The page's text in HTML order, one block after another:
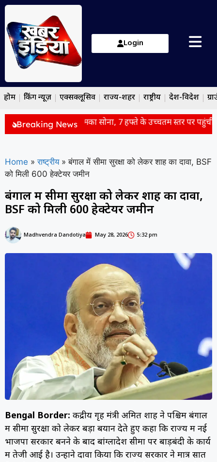
Login
होम ब्रेकिंग न्यूज़ एक्सक्लूसिव राज्य-शहर राष्ट्रीय देश-विदेश
Breaking News
निवेश की बढ़ती मांग से चमका सोना, 7 हफ्ते के उच्चतम स्तर पर पहुंची
Home » राष्ट्रीय » बंगाल में सीमा सुरक्षा को लेकर शाह का दावा, BSF
को मिली 600 हेक्टेयर जमीन
बंगाल में सीमा सुरक्षा को लेकर शाह का दावा,
BSF को मिली 600 हेक्टेयर जमीन
Madhvendra Dandotiya May 28, 2026 5:32 pm
Bengal Border: केंद्रीय गृह मंत्री अमित शाह ने पश्चिम बंगाल
में सीमा सुरक्षा को लेकर बड़ा बयान देते हुए कहा कि राज्य में नई
भाजपा सरकार बनने के बाद बांग्लादेश सीमा पर बाड़बंदी के कार्य
में तेजी आई है। उन्होंने दावा किया कि राज्य सरकार ने मात्र सात